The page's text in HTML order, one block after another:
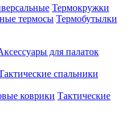
Термокружки
термосы Термобутылки
для палаток
спальники
коврики Тактические